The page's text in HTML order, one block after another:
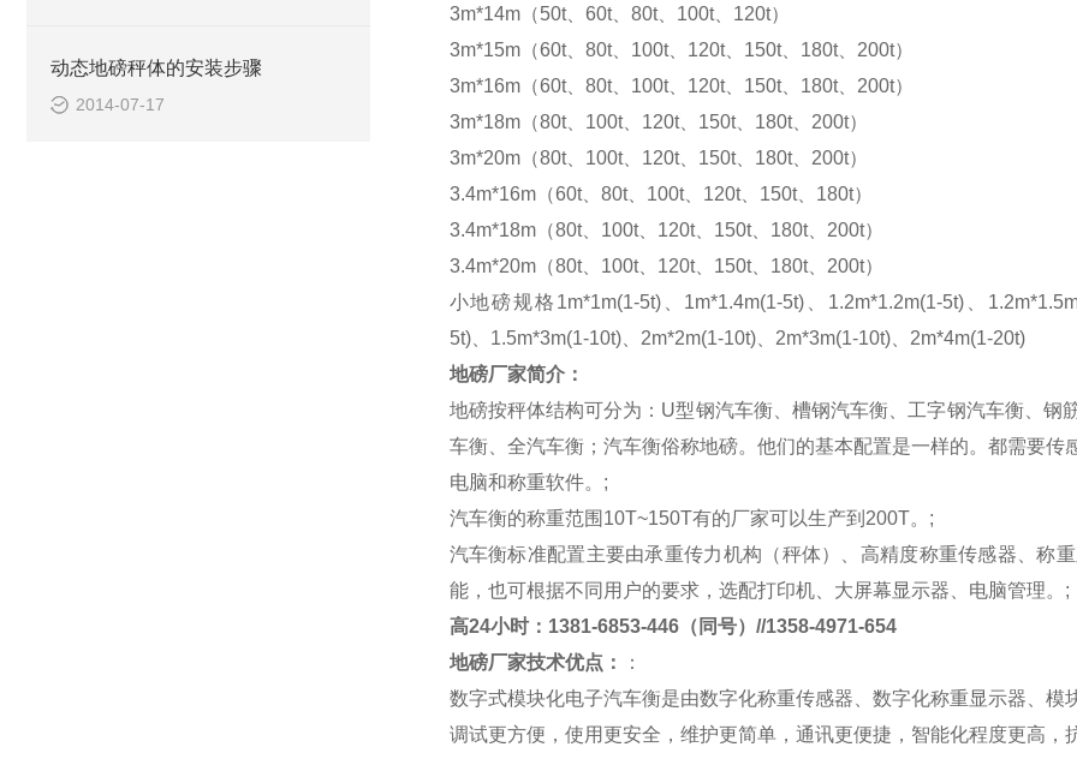
动态地磅秤体的安装步骤
2014-07-17
3m*14m（50t、60t、80t、100t、120t）
3m*15m（60t、80t、100t、120t、150t、180t、200t）
3m*16m（60t、80t、100t、120t、150t、180t、200t）
3m*18m（80t、100t、120t、150t、180t、200t）
3m*20m（80t、100t、120t、150t、180t、200t）
3.4m*16m（60t、80t、100t、120t、150t、180t）
3.4m*18m（80t、100t、120t、150t、180t、200t）
3.4m*20m（80t、100t、120t、150t、180t、200t）
小地磅规格 1m*1m(1-5t)、1m*1.4m(1-5t)、1.2m*1.2m(1-5t)、
5t)、1.5m*3m(1-10t)、2m*2m(1-10t)、2m*3m(1-10t)、2m*4m(1-20t)
地磅厂家简介：
地磅按秤体结构可分为： U型钢汽车衡、槽钢汽车衡、工字钢汽车衡、钢
车衡、全汽车衡；汽车衡俗称地磅。他们的基本配置是一样的。都需要
电脑和称重软件。 ;
汽车衡的称重范围 10T~150T有的厂家可以生产到 200T。 ;
汽车衡标准配置主要由承重传力机构（秤体）、高精度称重传感器、称
能，也可根据不同用户的要求，选配打印机、大屏幕显示器、电脑管理。 ;
高24小时：1381-6853-446（同号）//1358-4971-654
地磅厂家技术优点：
：
数字式模块化电子汽车衡是由数字化称重传感器、数字化称重显示器、
调试更方便，使用更安全，维护更简单，通讯更便捷，智能化程度更高，